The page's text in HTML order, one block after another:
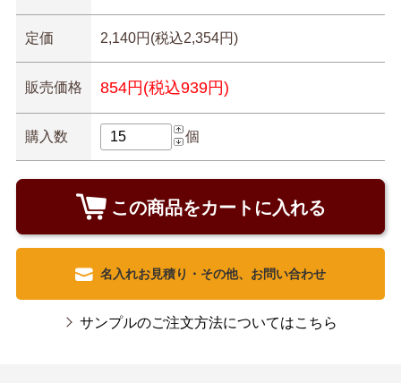
定価 2,140円(税込2,354円)
販売価格 854円(税込939円)
購入数 個
この商品をカートに入れる
名入れお見積り・その他、お問い合わせ
サンプルのご注文方法についてはこちら